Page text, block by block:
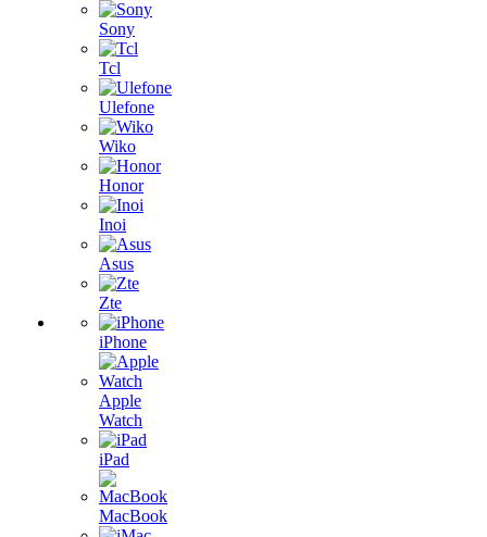
Sony
Tcl
Ulefone
Wiko
Honor
Inoi
Asus
Zte
iPhone
Apple
Watch
iPad
MacBook